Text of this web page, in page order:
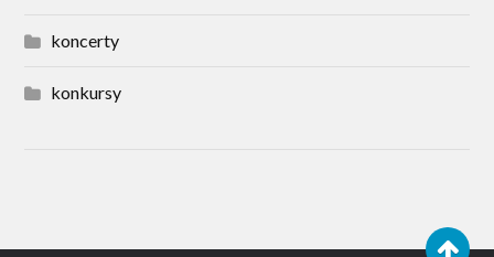
koncerty
konkursy